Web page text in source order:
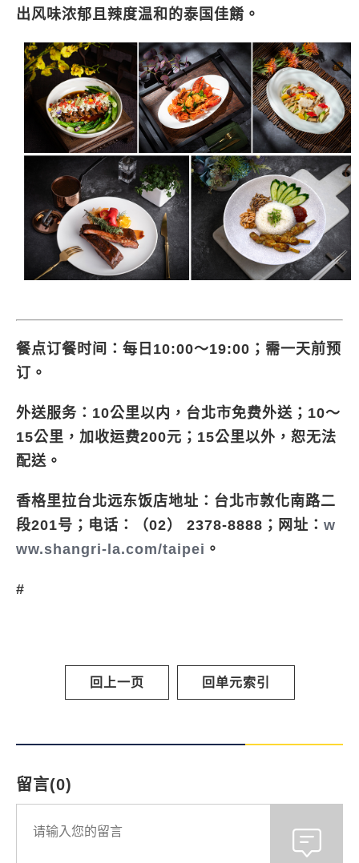
出风味浓郁且辣度温和的泰国佳餚。
餐点订餐时间：每日10:00～19:00；需一天前预
订。
外送服务：10公里以内，台北市免费外送；10～
15公里，加收运费200元；15公里以外，恕无法
配送。
香格里拉台北远东饭店地址：台北市敦化南路二
段201号；电话：（02） 2378-8888；网址： w
ww.shangri-la.com/taipei 。
#
回上一页 回单元索引
留言(0)